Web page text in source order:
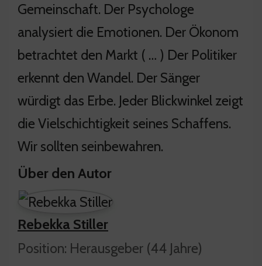
Gemeinschaft. Der Psychologe
analysiert die Emotionen. Der Ökonom
betrachtet den Markt ( … ) Der Politiker
erkennt den Wandel. Der Sänger
würdigt das Erbe. Jeder Blickwinkel zeigt
die Vielschichtigkeit seines Schaffens.
Wir sollten seinbewahren.
Über den Autor
Rebekka Stiller
Position: Herausgeber (44 Jahre)